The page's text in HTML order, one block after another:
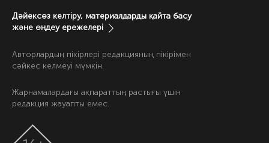
Дәйексөз келтіру, материалдарды қайта басу
және өңдеу ережелері
Авторлардың пікірлері редакцияның пікірімен
сәйкес келмеуі мүмкін.
Жарнамалардағы ақпараттың растығы үшін
редакция жауапты емес.